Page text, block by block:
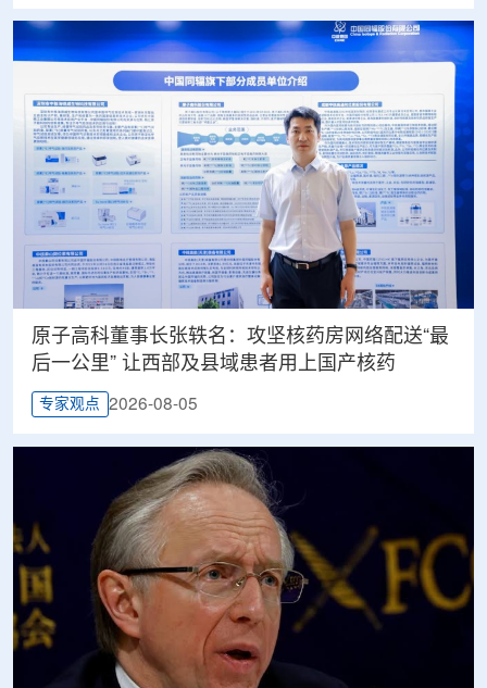
原子高科董事长张轶名：攻坚核药房网络配送“最
后一公里” 让西部及县域患者用上国产核药
专家观点 2026-08-05